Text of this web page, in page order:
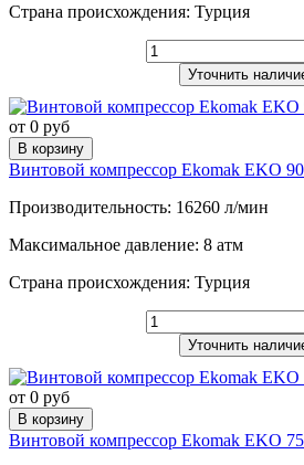
Страна происхождения: Турция
Уточнить
от 0 руб
В корзину
Винтовой компрессор Ekomak EKO
Производительность: 16260 л/мин
Максимальное давление: 8 атм
Страна происхождения: Турция
Уточнить
от 0 руб
В корзину
Винтовой компрессор Ekomak EKO